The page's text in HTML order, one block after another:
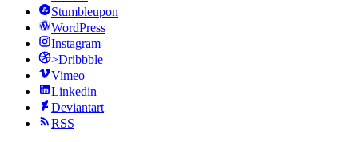
Stumbleupon
WordPress
Instagram
>Dribbble
Vimeo
Linkedin
Deviantart
RSS